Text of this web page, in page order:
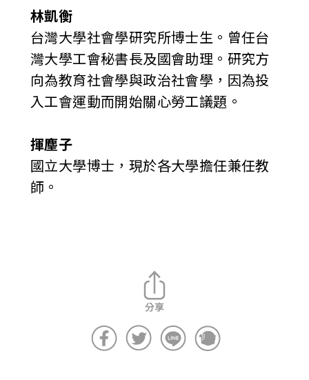
林凱衡
台灣大學社會學研究所博士生。曾任台
灣大學工會秘書長及國會助理。研究方
向為教育社會學與政治社會學，因為投
入工會運動而開始關心勞工議題。
揮麈子
國立大學博士，現於各大學擔任兼任教
師。